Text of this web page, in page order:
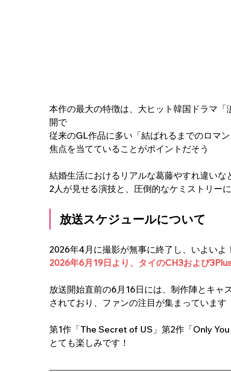
本作の最大の特徴は、大ヒット韓国ドラマ
開で
従来のGL作品に多い「結ばれるまでのロマ
焦点を当てていることがポイントだそう
結婚生活におけるリアルな葛藤やすれ違いな
2人が見せる演技と、圧倒的なケミストリー
放送スケジュールについて
2026年4月に撮影が無事に終了し、いよいよ！
2026年6月19日より、タイのCH3および
放送開始直前の6月16日には、制作陣とキャ
されており、ファンの注目が集まっています
第1作「The Secret of US」第2作「Only You
とても楽しみです！